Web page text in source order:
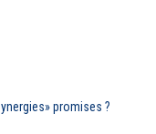
promises ?